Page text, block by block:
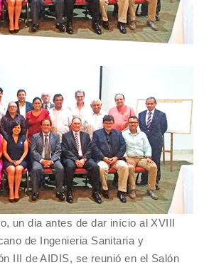
un dia antes de dar início al XVIII
de Ingenieria Sanitaria y
III de AIDIS, se reunió en el Salón